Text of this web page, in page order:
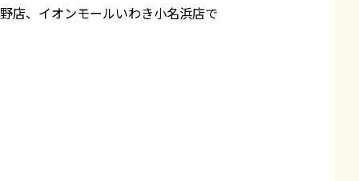
店、イオンモールいわき小名浜店で